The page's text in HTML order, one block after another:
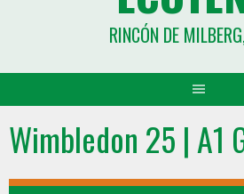
RINCÓN DE
Wimbledon 25 | A1